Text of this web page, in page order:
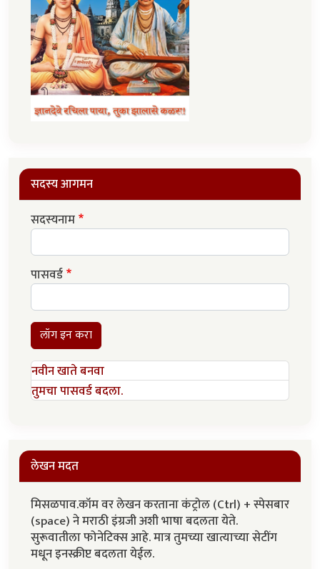
सदस्य आगमन
सदस्यनाम
पासवर्ड
लॉग इन करा
नवीन खाते बनवा
तुमचा पासवर्ड बदला.
लेखन मदत
मिसळपाव.कॉम वर लेखन करताना कंट्रोल (Ctrl) + स्पेसबार
(space) ने मराठी इंग्रजी अशी भाषा बदलता येते.
सुरूवातीला फोनेटिक्स आहे. मात्र तुमच्या खात्याच्या सेटींग
मधून इनस्क्रीप्ट बदलता येईल.